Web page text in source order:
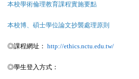
本校學術倫理教育課程實施要點
本校博、碩士學位論文抄襲處理原則
◎課程網址： http://ethics.nctu.edu.tw/
◎學生登入方式：